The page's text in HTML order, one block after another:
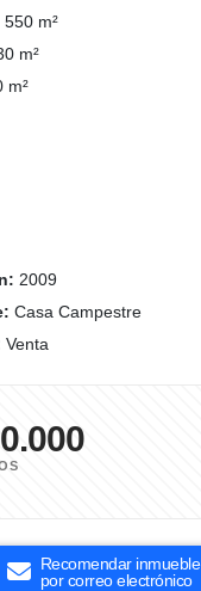
550 m²
m²
m²
2009
Casa Campestre
Venta
Recomendar inmueble
por correo electrónico